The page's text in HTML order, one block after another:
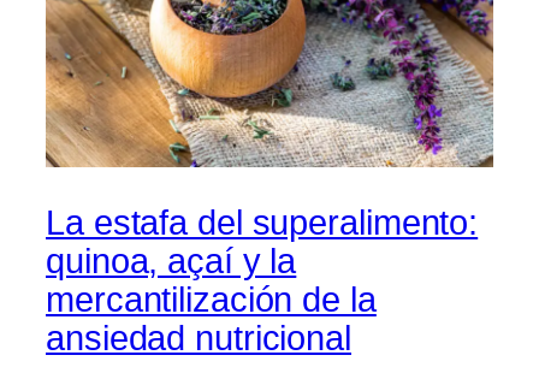
La estafa del superalimento:
quinoa, açaí y la
mercantilización de la
ansiedad nutricional